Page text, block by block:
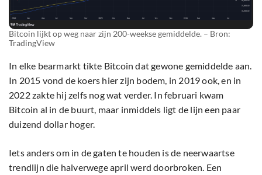
Bitcoin lijkt op weg naar zijn 200-weekse gemiddelde. – Bron:
TradingView
In elke bearmarkt tikte Bitcoin dat gewone gemiddelde aan.
In 2015 vond de koers hier zijn bodem, in 2019 ook, en in
2022 zakte hij zelfs nog wat verder. In februari kwam
Bitcoin al in de buurt, maar inmiddels ligt de lijn een paar
duizend dollar hoger.
Iets anders om in de gaten te houden is de neerwaartse
trendlijn die halverwege april werd doorbroken. Een